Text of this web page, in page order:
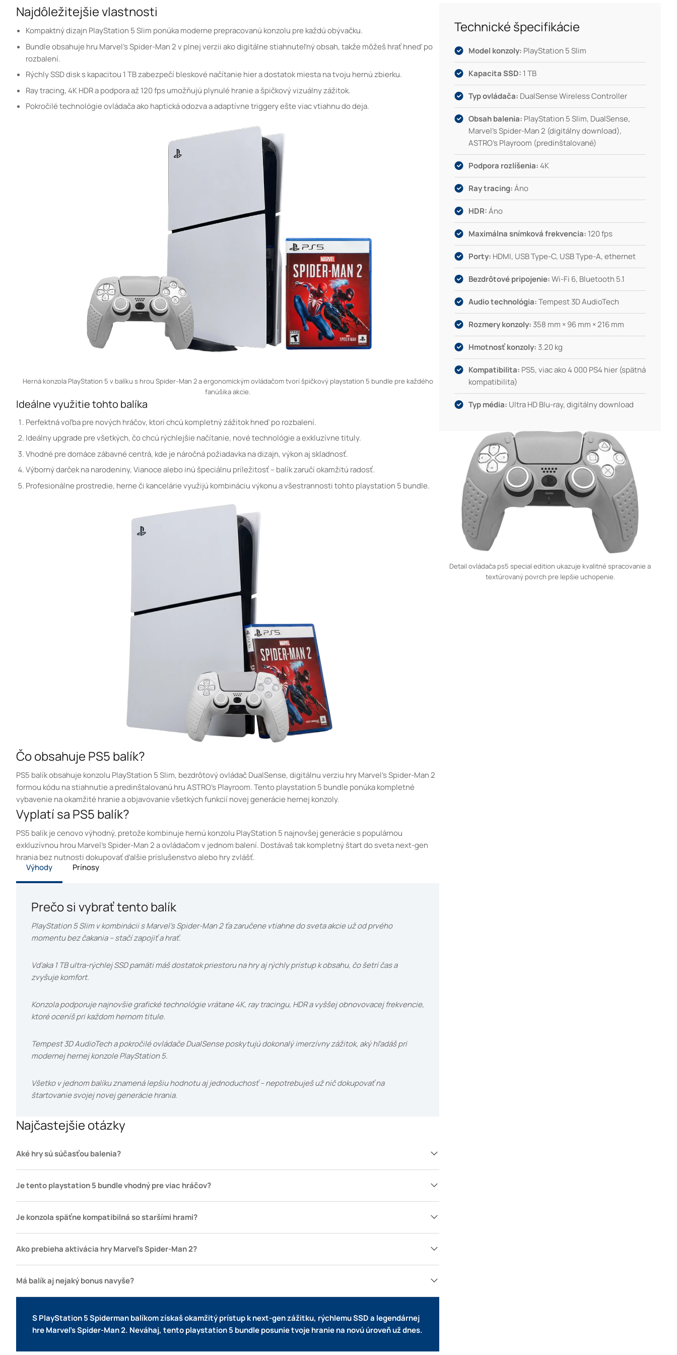
Najdôležitejšie vlastnosti
Kompaktný dizajn PlayStation 5 Slim ponúka moderne prepracovanú konzolu pre každú obývačku.
Bundle obsahuje hru Marvel’s Spider-Man 2 v plnej verzii ako digitálne stiahnuteľný obsah, takže môžeš hrať hneď po
rozbalení.
Rýchly SSD disk s kapacitou 1 TB zabezpečí bleskové načítanie hier a dostatok miesta na tvoju hernú zbierku.
Ray tracing, 4K HDR a podpora až 120 fps umožňujú plynulé hranie a špičkový vizuálny zážitok.
Pokročilé technológie ovládača ako haptická odozva a adaptívne triggery ešte viac vtiahnu do deja.
Herná konzola PlayStation 5 v balíku s hrou Spider-Man 2 a ergonomickým ovládačom tvorí špičkový playstation 5 bundle pre každého
fanúšika akcie.
Ideálne využitie tohto balíka
Perfektná voľba pre nových hráčov, ktorí chcú kompletný zážitok hneď po rozbalení.
Ideálny upgrade pre všetkých, čo chcú rýchlejšie načítanie, nové technológie a exkluzívne tituly.
Vhodné pre domáce zábavné centrá, kde je náročná požiadavka na dizajn, výkon aj skladnosť.
Výborný darček na narodeniny, Vianoce alebo inú špeciálnu príležitosť – balík zaručí okamžitú radosť.
Profesionálne prostredie, herne či kancelárie využijú kombináciu výkonu a všestrannosti tohto playstation 5 bundle.
Čo obsahuje PS5 balík?
PS5 balík obsahuje konzolu PlayStation 5 Slim, bezdrôtový ovládač DualSense, digitálnu verziu hry Marvel’s Spider-Man 2
formou kódu na stiahnutie a predinštalovanú hru ASTRO’s Playroom. Tento playstation 5 bundle ponúka kompletné
vybavenie na okamžité hranie a objavovanie všetkých funkcií novej generácie hernej konzoly.
Vyplatí sa PS5 balík?
PS5 balík je cenovo výhodný, pretože kombinuje hernú konzolu PlayStation 5 najnovšej generácie s populárnou
exkluzívnou hrou Marvel’s Spider-Man 2 a ovládačom v jednom balení. Dostávaš tak kompletný štart do sveta next-gen
hrania bez nutnosti dokupovať ďalšie príslušenstvo alebo hry zvlášť.
Výhody
Prínosy
Prečo si vybrať tento balík
PlayStation 5 Slim v kombinácii s Marvel’s Spider-Man 2 ťa zaručene vtiahne do sveta akcie už od prvého
momentu bez čakania – stačí zapojiť a hrať.
Vďaka 1 TB ultra-rýchlej SSD pamäti máš dostatok priestoru na hry aj rýchly prístup k obsahu, čo šetrí čas a
zvyšuje komfort.
Konzola podporuje najnovšie grafické technológie vrátane 4K, ray tracingu, HDR a vyššej obnovovacej frekvencie,
ktoré oceníš pri každom hernom titule.
Tempest 3D AudioTech a pokročilé ovládače DualSense poskytujú dokonalý imerzívny zážitok, aký hľadáš pri
modernej hernej konzole PlayStation 5.
Všetko v jednom balíku znamená lepšiu hodnotu aj jednoduchosť – nepotrebuješ už nič dokupovať na
štartovanie svojej novej generácie hrania.
Najčastejšie otázky
Aké hry sú súčasťou balenia?
Je tento playstation 5 bundle vhodný pre viac hráčov?
Je konzola späťne kompatibilná so staršími hrami?
Ako prebieha aktivácia hry Marvel’s Spider-Man 2?
Má balík aj nejaký bonus navyše?
S PlayStation 5 Spiderman balíkom získaš okamžitý prístup k next-gen zážitku, rýchlemu SSD a legendárnej
hre Marvel’s Spider-Man 2. Neváhaj, tento playstation 5 bundle posunie tvoje hranie na novú úroveň už dnes.
Technické špecifikácie
Model konzoly: PlayStation 5 Slim
Kapacita SSD: 1 TB
Typ ovládača: DualSense Wireless Controller
Obsah balenia: PlayStation 5 Slim, DualSense,
Marvel’s Spider-Man 2 (digitálny download),
ASTRO’s Playroom (predinštalované)
Podpora rozlíšenia:4K
Ray tracing:Áno
HDR:Áno
Maximálna snímková frekvencia: 120 fps
Porty: HDMI, USB Type-C, USB Type-A, ethernet
Bezdrôtové pripojenie:Wi-Fi 6, Bluetooth 5.1
Audio technológia:Tempest 3D AudioTech
Rozmery konzoly: 358 mm × 96 mm × 216 mm
Hmotnosť konzoly: 3.20 kg
Kompatibilita: PS5, viac ako 4 000 PS4 hier (spätná
kompatibilita)
Typ média: Ultra HD Blu-ray, digitálny download
Detail ovládača ps5 special edition ukazuje kvalitné spracovanie a
textúrovaný povrch pre lepšie uchopenie.